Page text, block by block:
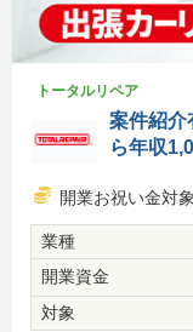
トータルリペア
案件紹介
ら年収
開業お祝い金対
業種
開業資金
対象